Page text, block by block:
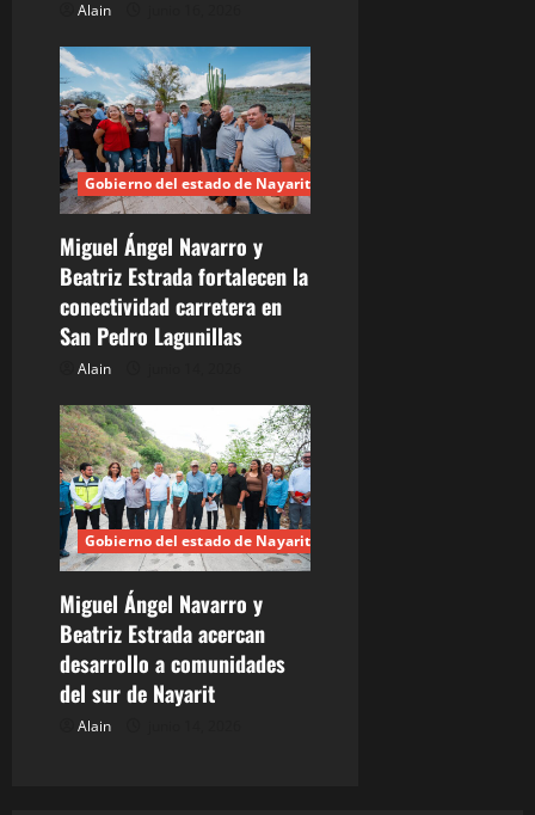
t
r
a
d
a
s
Alain
Gobierno del estado de Nayarit
Miguel Ángel Navarro y
Beatriz Estrada fortalecen la
conectividad carretera en
San Pedro Lagunillas
Alain
Gobierno del estado de Nayarit
Miguel Ángel Navarro y
Beatriz Estrada acercan
desarrollo a comunidades
del sur de Nayarit
Alain